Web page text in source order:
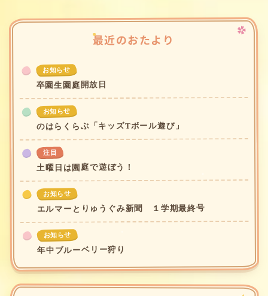
最近のおたより
お知らせ
卒園生園庭開放日
お知らせ
のはらくらぶ「キッズTボール遊び」
注目
土曜日は園庭で遊ぼう！
お知らせ
エルマーとりゅうぐみ新聞 １学期最終号
お知らせ
年中ブルーベリー狩り